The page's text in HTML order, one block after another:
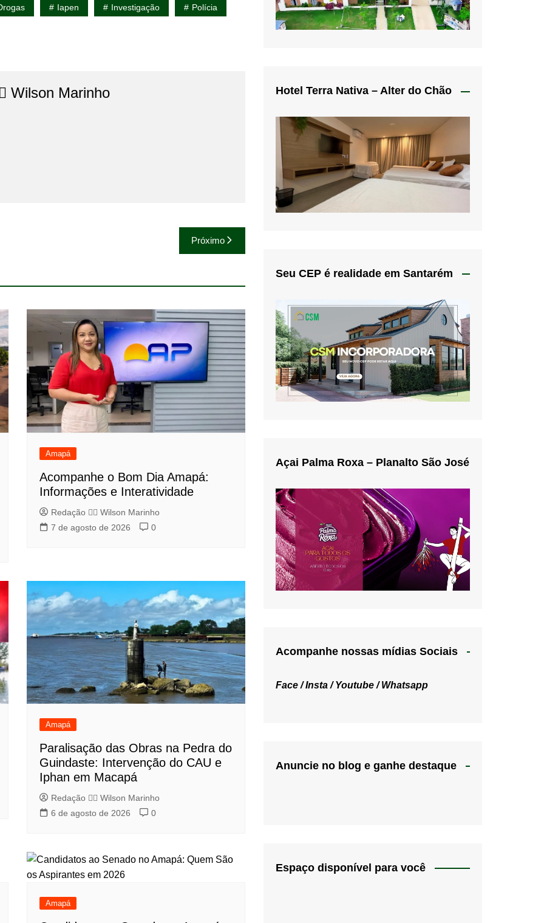
Iapen Investigação Polícia
Wilson Marinho
Próximo
Amapá
Acompanhe o Bom Dia Amapá:
Informações e Interatividade
Redação 👨‍⚖️​ Wilson Marinho
7 de agosto de 2026
0
Amapá
Paralisação das Obras na Pedra do
Guindaste: Intervenção do CAU e
Iphan em Macapá
Redação 👨‍⚖️​ Wilson Marinho
6 de agosto de 2026
0
Amapá
Hotel Terra Nativa – Alter do Chão
Seu CEP é realidade em Santarém
Açai Palma Roxa – Planalto São José
Acompanhe nossas mídias Sociais
Face /Insta /Youtube /Whatsapp
Anuncie no blog e ganhe destaque
Espaço disponível para você